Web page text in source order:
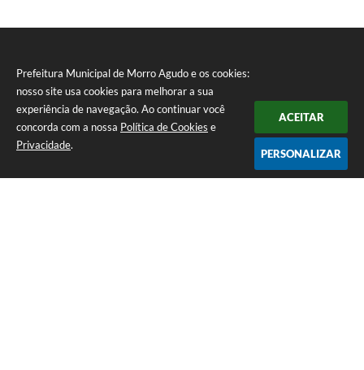
Prefeitura Municipal de Morro Agudo e os cookies:
nosso site usa cookies para melhorar a sua
experiência de navegação. Ao continuar você
concorda com a nossa Política de Cookies e
Privacidade.
ACEITAR
PERSONALIZAR